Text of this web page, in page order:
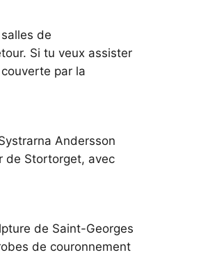
de
Si tu veux assister
par la
Andersson
de Stortorget, avec
de Saint-Georges
de couronnement